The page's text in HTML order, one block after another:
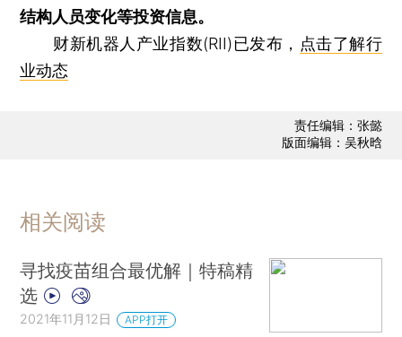
结构人员变化等投资信息。
财新机器人产业指数(RII)已发布， 点击了解行
业动态
责任编辑：张懿
版面编辑：吴秋晗
相关阅读
寻找疫苗组合最优解｜特稿精
选
2021年11月12日 APP打开